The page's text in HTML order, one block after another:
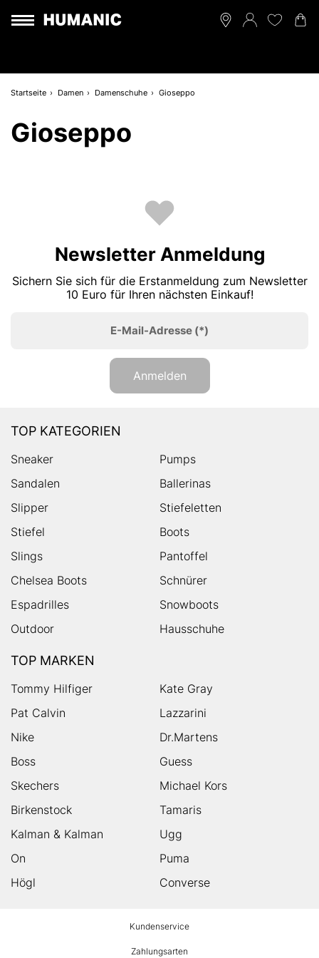
Startseite Damen Damenschuhe Gioseppo
Gioseppo
Newsletter Anmeldung
Sichern Sie sich für die Erstanmeldung zum Newsletter
10 Euro für Ihren nächsten Einkauf!
E-Mail-Adresse (*)
Anmelden
TOP KATEGORIEN
Sneaker
Pumps
Sandalen
Ballerinas
Slipper
Stiefeletten
Stiefel
Boots
Slings
Pantoffel
Chelsea Boots
Schnürer
Espadrilles
Snowboots
Outdoor
Hausschuhe
TOP MARKEN
Tommy Hilfiger
Kate Gray
Pat Calvin
Lazzarini
Nike
Dr.Martens
Boss
Guess
Skechers
Michael Kors
Birkenstock
Tamaris
Kalman & Kalman
Ugg
On
Puma
Högl
Converse
Kundenservice
Zahlungsarten